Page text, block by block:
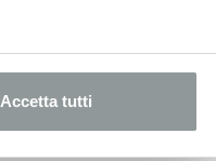
Accetta tutti